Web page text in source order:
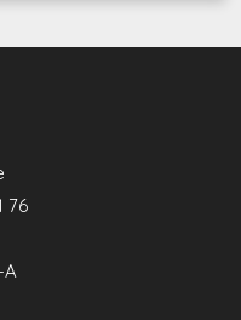
76
A